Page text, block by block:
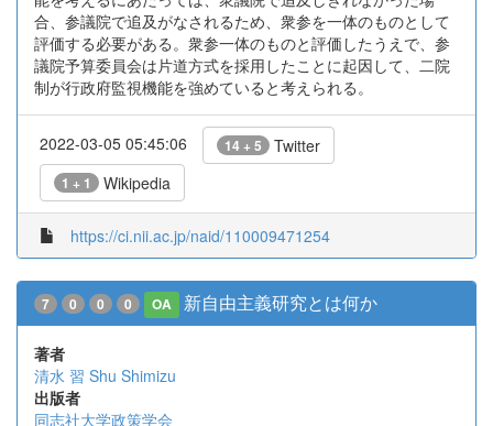
合、参議院で追及がなされるため、衆参を一体のものとして
評価する必要がある。衆参一体のものと評価したうえで、参
議院予算委員会は片道方式を採用したことに起因して、二院
制が行政府監視機能を強めていると考えられる。
2022-03-05 05:45:06 14 + 5 Twitter
1 + 1 Wikipedia
https://ci.nii.ac.jp/naid/110009471254
7 0 0 0 OA 新自由主義研究とは何か
著者
清水 習 Shu Shimizu
出版者
同志社大学政策学会